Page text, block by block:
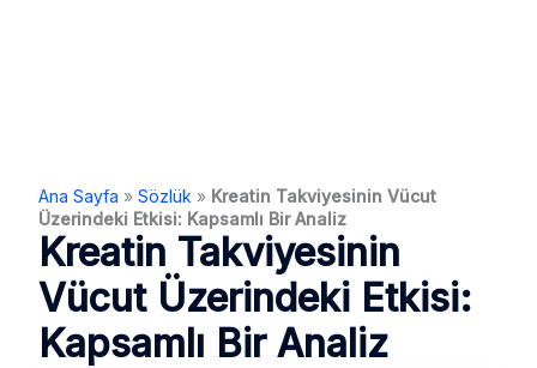
Ana Sayfa » Sözlük » Kreatin Takviyesinin Vücut
Üzerindeki Etkisi: Kapsamlı Bir Analiz
Kreatin Takviyesinin
Vücut Üzerindeki Etkisi:
Kapsamlı Bir Analiz